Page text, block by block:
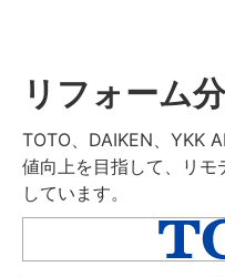
リフォーム
TOTO、DAIKEN、YKK
値向上を目指して、リ
しています。